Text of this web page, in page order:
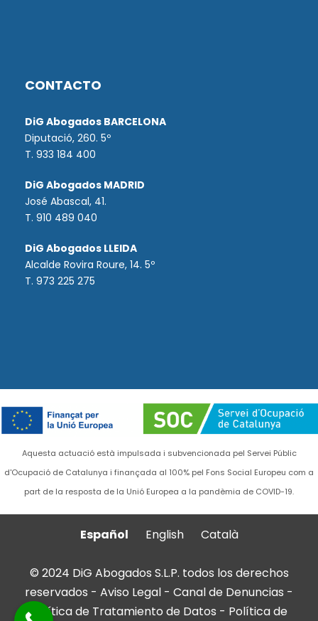
CONTACTO
DiG Abogados BARCELONA
Diputació, 260. 5º
T. 933 184 400
DiG Abogados MADRID
José Abascal, 41.
T. 910 489 040
DiG Abogados LLEIDA
Alcalde Rovira Roure, 14. 5º
T. 973 225 275
Aquesta actuació està impulsada i subvencionada pel Servei Públic
d'Ocupació de Catalunya i finançada al 100% pel Fons Social Europeu com a
part de la resposta de la Unió Europea a la pandèmia de COVID-19.
Español English Català
© 2024 DiG Abogados S.L.P. todos los derechos
reservados - Aviso Legal - Canal de Denuncias -
Política de Tratamiento de Datos - Política de